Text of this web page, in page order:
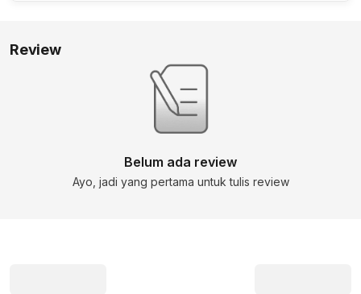
Review
Belum ada review
Ayo, jadi yang pertama untuk tulis review